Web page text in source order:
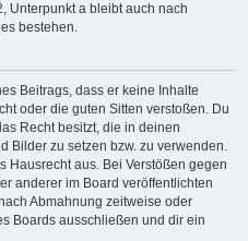
Unterpunkt a bleibt auch nach
bestehen.
Beitrags, dass er keine Inhalte
oder die guten Sitten verstoßen. Du
Recht besitzt, die in deinen
Bilder zu setzen bzw. zu verwenden.
Hausrecht aus. Bei Verstößen gegen
anderer im Board veröffentlichten
Abmahnung zeitweise oder
Boards ausschließen und dir ein